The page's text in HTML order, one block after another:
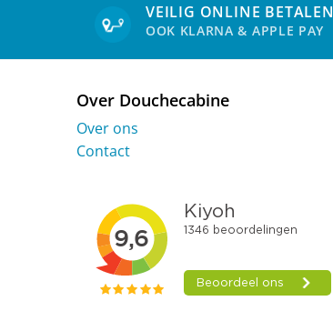
VEILIG ONLINE BETALEN
OOK KLARNA & APPLE PAY
Over Douchecabine
Over ons
Contact